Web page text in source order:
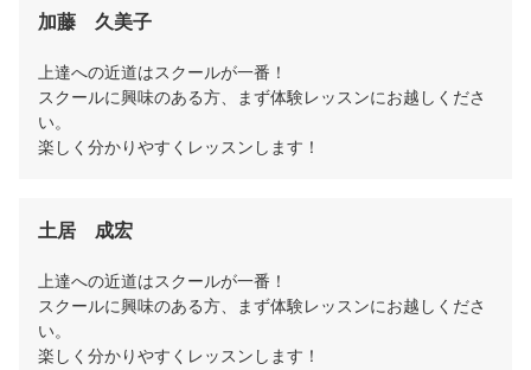
加藤　久美子
上達への近道はスクールが一番！
スクールに興味のある方、まず体験レッスンにお越しくださ
い。
楽しく分かりやすくレッスンします！
土居　成宏
上達への近道はスクールが一番！
スクールに興味のある方、まず体験レッスンにお越しくださ
い。
楽しく分かりやすくレッスンします！